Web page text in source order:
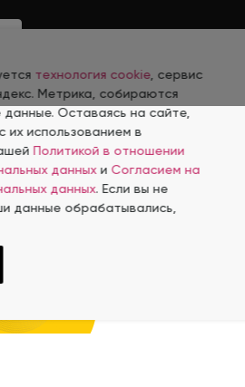
технология cookie, сервис
Метрика, собираются
данные. Оставаясь на сайте,
их использованием в
Политикой в отношении
данныхи Согласием на
данных. Если вы не
данные обрабатывались,